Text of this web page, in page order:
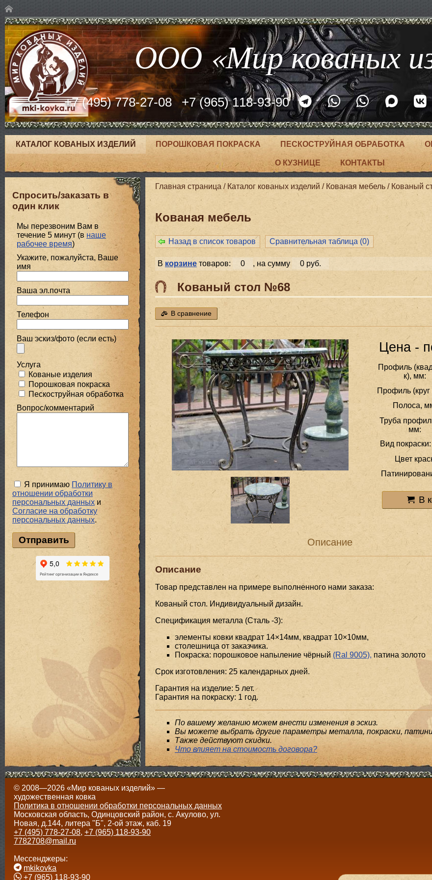
ООО «Мир кованых
+7 (495) 778-27-08 +7 (965) 118-93-90
КАТАЛОГ КОВАНЫХ ИЗДЕЛИЙ ПОРОШКОВАЯ ПОКРАСКА ПЕСКОСТРУЙНАЯ ОБРАБОТКА
О КУЗНИЦЕ КОНТАКТЫ
Главная страница / Каталог кованых изделий / Кованая мебель / Кованый
Кованая мебель
Назад в список товаров Сравнительная таблица (0)
В корзинетоваров: 0 , на сумму 0 руб.
Кованый стол №68
В сравнение
Цена -
Профиль
к), мм:
Профиль (круг
Полоса,
Труба
мм:
Вид покраски:
Цвет
В
Описание
Описание
Товар представлен на примере выполненного нами заказа:
Кованый стол. Индивидуальный дизайн.
Спецификация металла (Сталь -3):
элементы ковки квадрат 14×14мм, квадрат 10×10мм,
столешница от заказчика.
Покраска: порошковое напыление чёрный (Ral 9005), патина золото
Срок изготовления: 25 календарных дней.
Гарантия на изделие: 5 лет.
Гарантия на покраску: 1 год.
По вашему желанию можем внести изменения в эскиз.
Вы можете выбрать другие параметры металла, покраски,
Также действуют скидки.
Что влияет на стоимость договора?
Спросить/заказать в
один клик
Мы перезвоним Вам в
течение 5 минут (в наше
рабочее время)
Укажите, пожалуйста, Ваше
имя
Ваша эл.почта
Телефон
Ваш эскиз/фото (если есть)
Услуга
Кованые изделия
Порошковая покраска
Пескоструйная обработка
Вопрос/комментарий
Я принимаю Политику в
отношении обработки
персональных данных и
Cогласие на обработку
персональных данных.
© 2008—2026 «Мир кованых изделий» —
художественная ковка
Политика в отношении обработки персональных данных
Московская область, Одинцовский район, с. Акулово, ул.
Новая, д.144, литера "Б", 2-ой этаж, каб. 19
+7 (495) 778-27-08, +7 (965) 118-93-90
7782708@mail.ru
Мессенджеры:
mkikovka
+7 (965) 118-93-90